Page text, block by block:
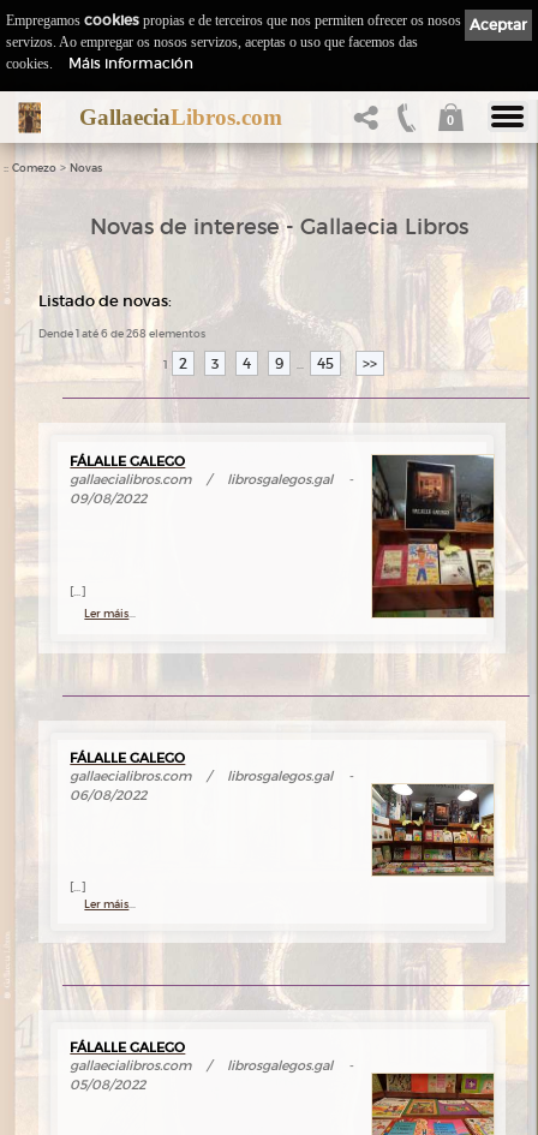
GallaeciaLibros.com 0
:: Comezo > Novas
Novas de interese - Gallaecia Libros
Listado de novas:
Dende 1 até 6 de 268 elementos
1 2 3 4 9 45 >>
FÁLALLE GALEGO
gallaecialibros.com / librosgalegos.gal -
09/08/2022
[...]
Ler máis
FÁLALLE GALEGO
gallaecialibros.com / librosgalegos.gal -
06/08/2022
[...]
Ler máis
FÁLALLE GALEGO
gallaecialibros.com / librosgalegos.gal -
05/08/2022
Aceptar
Empregamos cookies propias e de terceiros que nos permiten ofrecer os nosos
servizos. Ao empregar os nosos servizos, aceptas o uso que facemos das
cookies.
Máis información